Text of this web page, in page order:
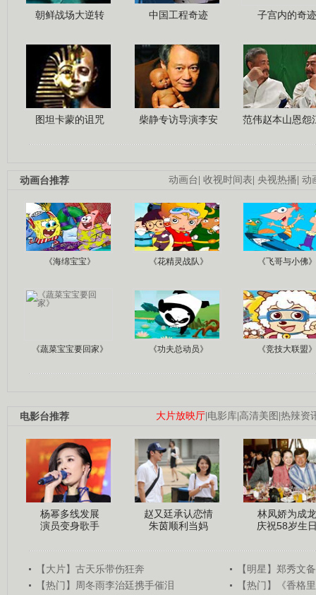
朝鲜战场大逆转 中国工程奇迹 子宫内的奇迹
图坦卡蒙的诅咒 柴静专访导演李安 范伟赵本山恩怨
动画台 收视时间表 央视热播 动
动画台推荐
《海绵宝宝》 《花精灵战队》 《飞哥与小佛》
《蔬菜宝宝要回家》 《功夫总动员》 《竞技大联盟》
大片放映厅 电影库 高清美图 热辣资
电影台推荐
杨幂多线发展
演员变身歌手
赵又廷承认恋情
朱茵顺利当妈
林凤娇为成龙
庆祝58岁生
【大片】古天乐带伤狂奔
【明星】郑秀文
【热门】周冬雨李治廷携手催泪
【热门】《香格